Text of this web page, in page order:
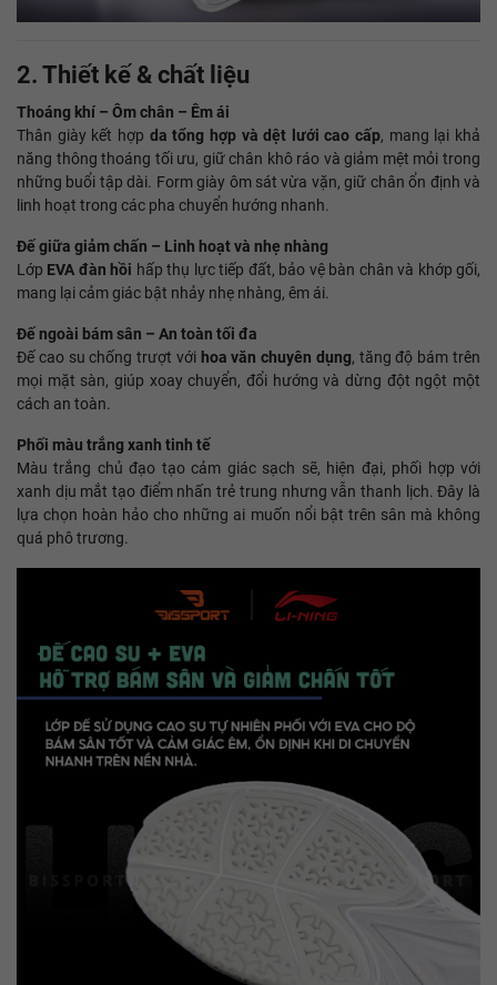
2. Thiết kế & chất liệu
Thoáng khí – Ôm chân – Êm ái
Thân giày kết hợp da tổng hợp và dệt lưới cao cấp, mang lại khả
năng thông thoáng tối ưu, giữ chân khô ráo và giảm mệt mỏi trong
những buổi tập dài. Form giày ôm sát vừa vặn, giữ chân ổn định và
linh hoạt trong các pha chuyển hướng nhanh.
Đế giữa giảm chấn – Linh hoạt và nhẹ nhàng
Lớp EVA đàn hồi hấp thụ lực tiếp đất, bảo vệ bàn chân và khớp gối,
mang lại cảm giác bật nhảy nhẹ nhàng, êm ái.
Đế ngoài bám sân – An toàn tối đa
Đế cao su chống trượt với hoa văn chuyên dụng, tăng độ bám trên
mọi mặt sàn, giúp xoay chuyển, đổi hướng và dừng đột ngột một
cách an toàn.
Phối màu trắng xanh tinh tế
Màu trắng chủ đạo tạo cảm giác sạch sẽ, hiện đại, phối hợp với
xanh dịu mắt tạo điểm nhấn trẻ trung nhưng vẫn thanh lịch. Đây là
lựa chọn hoàn hảo cho những ai muốn nổi bật trên sân mà không
quá phô trương.